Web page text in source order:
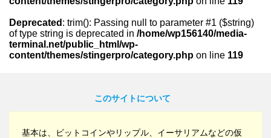
Deprecated : trim(): Passing null to parameter #1 ($string)
of type string is deprecated in /home/wp156140/media-
terminal.net/public_html/wp-
content/themes/stingerpro/category.php on line 119
このサイトについて
基本は、ビットコインやリップル、イーサリアムなどの仮